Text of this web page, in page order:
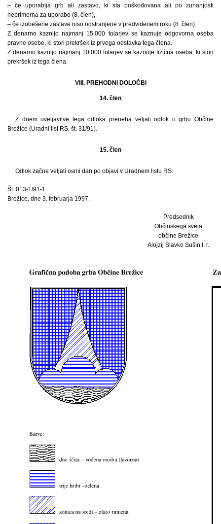
– če uporablja grb ali zastavo, ki sta poškodovana ali po zunanjosti
neprimerna za uporabo (8. člen),
– če izobešene zastave niso odstranjene v predvidenem roku (8. člen).
Z denarno kaznijo najmanj 15.000 tolarjev se kaznuje odgovorna oseba
pravne osebe, ki stori prekršek iz prvega odstavka tega člena.
Z denarno kaznijo najmanj 10.000 tolarjev se kaznuje fizična oseba, ki stori
prekršek iz tega člena.
VIII. PREHODNI DOLOČBI
14. člen
Z dnem uveljavitve tega odloka preneha veljati odlok o grbu Občine
Brežice (Uradni list RS, št. 31/91).
15. člen
Odlok začne veljati osmi dan po objavi v Uradnem listu RS.
Št. 013-1/91-1
Brežice, dne 3. februarja 1997.
Predsednik
Občinskega sveta
občine Brežice
Alojzij Slavko Sušin l. r.